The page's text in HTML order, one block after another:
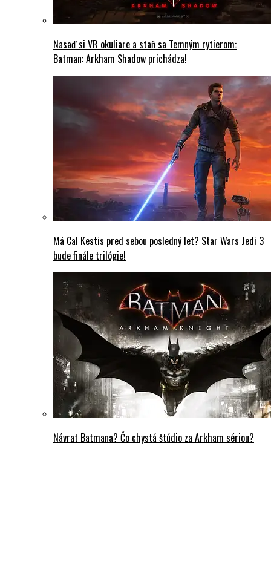
Nasaď si VR okuliare a staň sa Temným rytierom:
Batman: Arkham Shadow prichádza!
Má Cal Kestis pred sebou posledný let? Star Wars Jedi 3
bude finále trilógie!
Návrat Batmana? Čo chystá štúdio za Arkham sériou?